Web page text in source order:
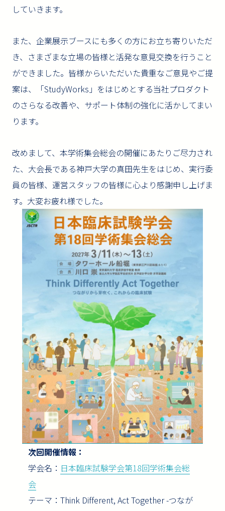
していきます。
また、企業展示ブースにも多くの方にお立ち寄りいただ
き、さまざまな立場の皆様と活発な意見交換を行うこと
ができました。皆様からいただいた貴重なご意見やご提
案は、「StudyWorks」をはじめとする当社プロダクト
のさらなる改善や、サポート体制の強化に活かしてまい
ります。
改めまして、本学術集会総会の開催にあたりご尽力され
た、大会長である神戸大学の真田先生をはじめ、実行委
員の皆様、運営スタッフの皆様に心より感謝申し上げま
す。大変お疲れ様でした。
次回開催情報：
学会名： 日本臨床試験学会第18回学術集会総
会
テーマ：Think Different, Act Together -つなが